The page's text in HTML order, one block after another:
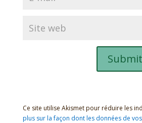
Ce site utilise Akismet pour réduire les
plus sur la façon dont les données de